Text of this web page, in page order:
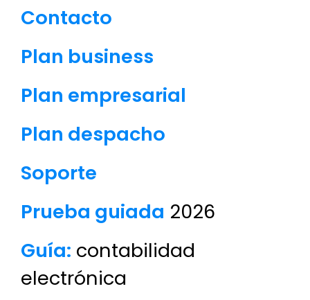
Contacto
Plan business
Plan empresarial
Plan despacho
Soporte
Prueba guiada 2026
Guía: contabilidad
electrónica